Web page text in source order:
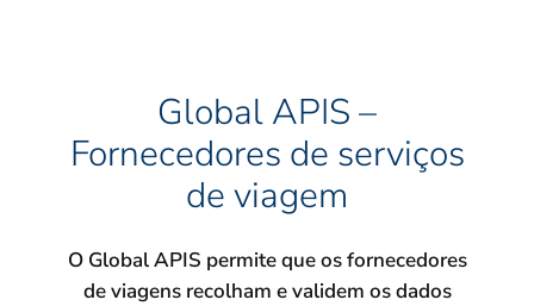
Global APIS –
Fornecedores de serviços
de viagem
O Global APIS permite que os fornecedores
de viagens recolham e validem os dados